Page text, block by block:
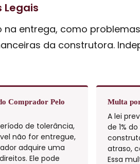
Legais
entrega, como
da construtora.
Comprador Pelo
de tolerância,
não for entregue,
adquire uma
Ele pode
Multa
A lei
de 1%
atraso,
Essa